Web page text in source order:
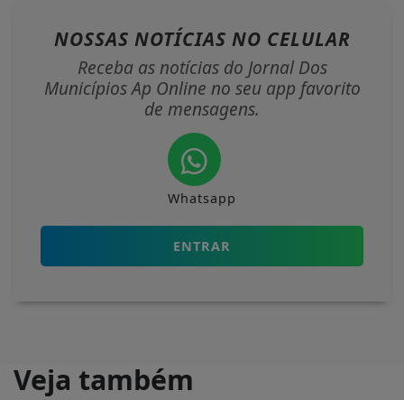
NOSSAS NOTÍCIAS NO CELULAR
Receba as notícias do Jornal Dos
Municípios Ap Online no seu app favorito
de mensagens.
Whatsapp
ENTRAR
Veja também